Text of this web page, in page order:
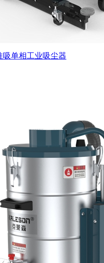
吸单相工业吸尘器